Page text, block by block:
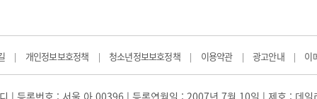
| 개인정보보호정책 | 청소년정보보호정책 | 이용약관 | 광고안내 | 이
| 등록번호 : 서울 아 00396 | 등록연월일 : 2007년 7월 10일 | 제호 : 데